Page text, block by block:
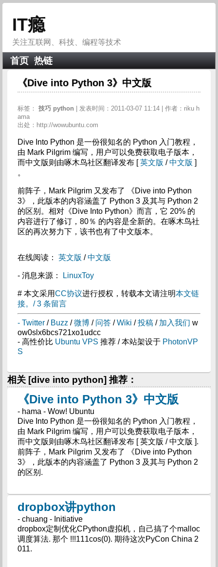
IT瘾
关注互联网、科技、编程等技术
首页 热链
《Dive into Python 3》中文版
标签： 技巧 python
| 发表时间：2011-03-07 11:14 | 作者：riku h
ama
出处：http://wowubuntu.com
Dive Into Python 是一份很知名的 Python 入门教程，
由 Mark Pilgrim 编写，用户可以免费获取电子版本，
而中文版则由啄木鸟社区翻译发布 [英文版 /中文版 ]
。
前阵子，Mark Pilgrim 又发布了 《Dive into Python
3》，此版本的内容涵盖了 Python 3 及其与 Python 2
的区别。相对《Dive Into Python》而言，它 20% 的
内容进行了修订，80％ 的内容是全新的。在啄木鸟社
区的再次努力下，该书也有了中文版本。
在线阅读： 英文版 /中文版
- 消息来源： LinuxToy
# 本文采用CC协议进行授权，转载本文请注明本文链
接。/ 3 条留言
- Twitter/ Buzz /微博/ 问答/Wiki /投稿/ 加入我们 w
ow0slx6bcs721xo1udcc
- 高性价比 Ubuntu VPS 推荐 / 本站架设于PhotonVP
S
相关 [dive into python] 推荐：
《Dive into Python 3》中文版
- hama - Wow! Ubuntu
Dive Into Python 是一份很知名的 Python 入门教程，
由 Mark Pilgrim 编写，用户可以免费获取电子版本，
而中文版则由啄木鸟社区翻译发布 [ 英文版 / 中文版 ].
前阵子，Mark Pilgrim 又发布了 《Dive into Python
3》，此版本的内容涵盖了 Python 3 及其与 Python 2
的区别.
dropbox讲python
- chuang - Initiative
dropbox定制优化CPython虚拟机，自己搞了个malloc
调度算法. 那个 !!!111cos(0). 期待这次PyCon China 2
011.